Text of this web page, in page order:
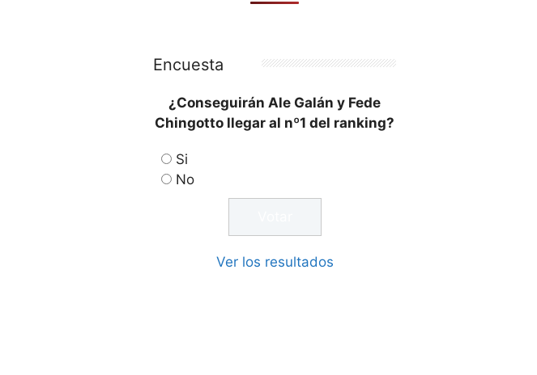
Encuesta
¿Conseguirán Ale Galán y Fede
Chingotto llegar al nº1 del ranking?
Si
No
Ver los resultados